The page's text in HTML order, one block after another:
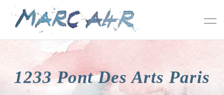
1233 Pont Des Arts Paris